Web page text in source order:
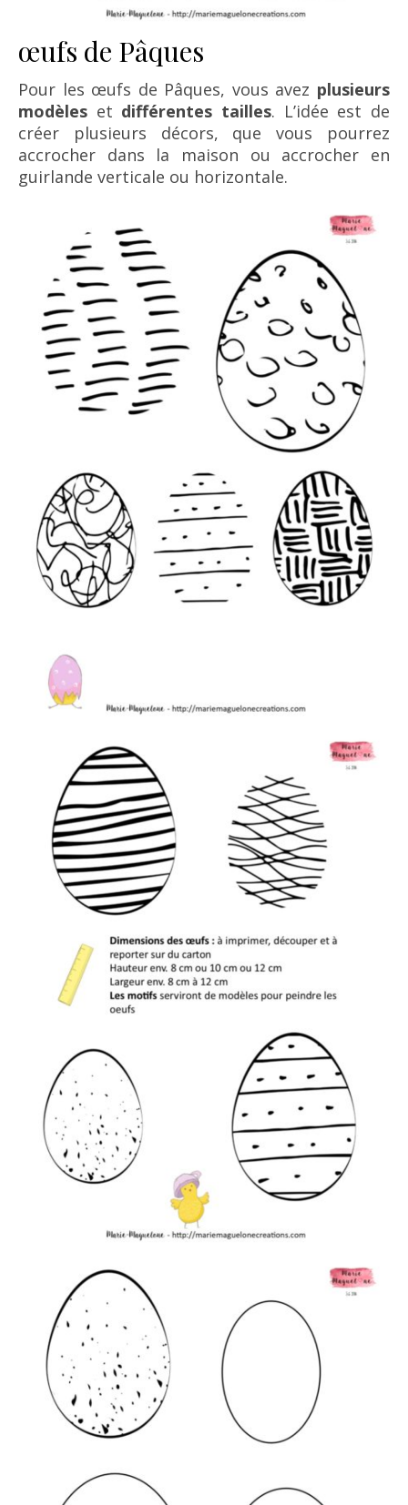
œufs de Pâques
Pour les œufs de Pâques, vous avez plusieurs
modèles et différentes tailles. L’idée est de
créer plusieurs décors, que vous pourrez
accrocher dans la maison ou accrocher en
guirlande verticale ou horizontale.